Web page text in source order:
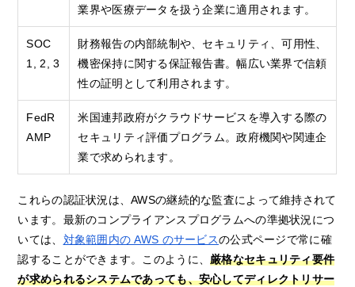
業界や医療データを扱う企業に適用されます。
SOC
1, 2, 3
財務報告の内部統制や、セキュリティ、可用性、
機密保持に関する保証報告書。幅広い業界で信頼
性の証明として利用されます。
FedR
AMP
米国連邦政府がクラウドサービスを導入する際の
セキュリティ評価プログラム。政府機関や関連企
業で求められます。
これらの認証状況は、AWSの継続的な監査によって維持されて
います。最新のコンプライアンスプログラムへの準拠状況につ
いては、 対象範囲内の AWS のサービスの公式ページで常に確
認することができます。このように、厳格なセキュリティ要件
が求められるシステムであっても、安心してディレクトリサー